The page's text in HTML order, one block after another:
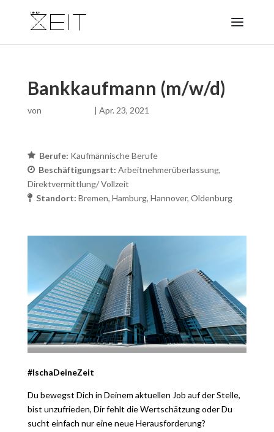
Bankkaufmann (m/w/d)
von | Apr. 23, 2021
Berufe: Kaufmännische Berufe
Beschäftigungsart: Arbeitnehmerüberlassung
Direktvermittlung/ Vollzeit
Standort: Bremen Hamburg Hannover Oldenburg
#IschaDeineZeit
Du bewegst Dich in Deinem aktuellen Job auf der Stelle,
bist unzufrieden, Dir fehlt die Wertschätzung oder Du
sucht einfach nur eine neue Herausforderung?